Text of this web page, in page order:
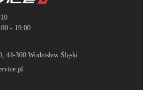
- 19:00
44-300 Wodzisław Śląski